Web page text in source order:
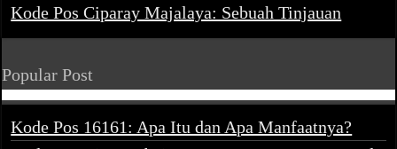
Kode Pos Ciparay Majalaya: Sebuah Tinjauan
Popular Post
Kode Pos 16161: Apa Itu dan Apa Manfaatnya?